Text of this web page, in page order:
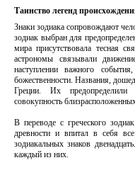
Таинство легенд
Знаки зодиака сопровождают
зодиак выбран для
мира присутствовала тесная
астрономы связывали
наступлении важного
божественности. Названия,
Греции. Их предопределили
совокупность
В переводе с греческого
древности и впитал в себя
зодиакальных знаков
каждый из них.